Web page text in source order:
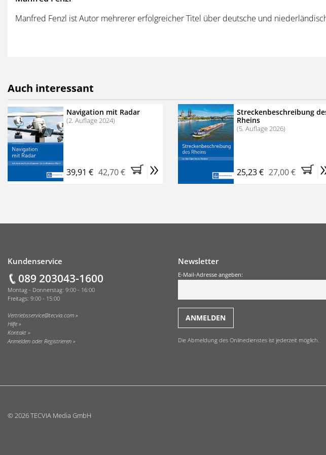
Gelderse Ijssel
Maas
Manfred Fenzl ist Autor mehrerer erfolgreicher Titel über deutsche und
Auch interessant
Navigation mit Radar
(2. Auflage 2024)
39,91 € 42,70 € »
Streckenbeschreibung
Rheins
(5. Auflage 2026)
25,23 € 27,00 €
Fußzeile
Kundenservice
089 203043-1600
Montag - Donnerstag: 9:00 - 16:00
Freitags: 9:00 - 15:00
Vertriebsservice@tecvia.com
Hilfe
Kontakt
Anmelden oder Registrieren
Newsletter
E-Mail-Adresse angeben:
Die Abmeldung des Onlinedienstes ist jederzeit möglich.
© 2026 TECVIA Media GmbH